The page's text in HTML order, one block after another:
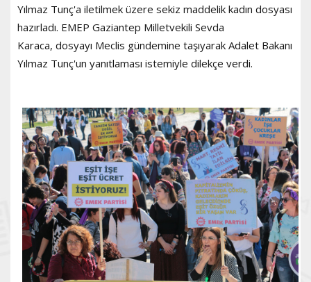
Yılmaz Tunç'a iletilmek üzere sekiz maddelik kadın dosyası
hazırladı. EMEP Gaziantep Milletvekili Sevda
Karaca, dosyayı Meclis gündemine taşıyarak Adalet Bakanı
Yılmaz Tunç'un yanıtlaması istemiyle dilekçe verdi.